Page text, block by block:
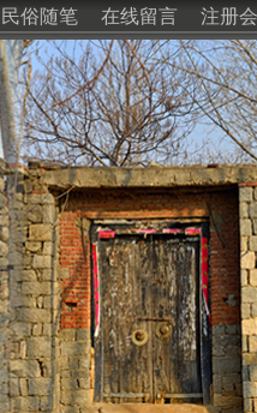
民俗随笔 在线留言 注册